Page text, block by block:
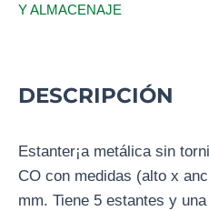
Y ALMACENAJE
DESCRIPCIÓN
Estanter¡a metálica sin
CO con medidas (alto x
mm. Tiene 5 estantes y